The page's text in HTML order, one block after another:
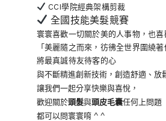
CCI學院經典架構剪裁
全國技能美髮競賽
寰寰喜歡一切關於美的人事物，也喜
「美麗隨之而來，彷彿全世界圍繞著
將最真誠待友待客的心
與不斷精進創新技術，創造舒適、放
讓我們一起分享快樂與喜悅，
歡迎關於頭髮與頭皮毛囊任何上問題
都可以問寰寰唷 ^ ^